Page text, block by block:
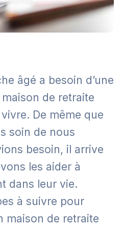
âgé a besoin d’une
de retraite
De même que
soin de nous
besoin, il arrive
les aider à
dans leur vie.
à suivre pour
maison de retraite